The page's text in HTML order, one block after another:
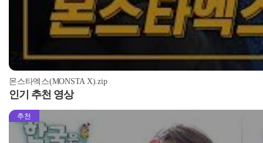
몬스타엑스(MONSTA X).zip
인기 추천 영상
추천